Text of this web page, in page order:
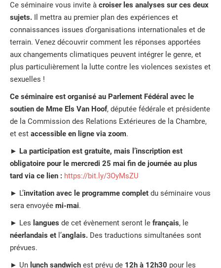
Ce séminaire vous invite à croiser les analyses sur ces deux
sujets. Il mettra au premier plan des expériences et
connaissances issues d’organisations internationales et de
terrain. Venez découvrir comment les réponses apportées
aux changements climatiques peuvent intégrer le genre, et
plus particulièrement la lutte contre les violences sexistes et
sexuelles !
Ce séminaire est organisé au Parlement Fédéral avec le
soutien de Mme Els Van Hoof, députée fédérale et présidente
de la Commission des Relations Extérieures de la Chambre,
et est accessible en ligne via zoom.
► La participation est gratuite, mais l’inscription est
obligatoire pour le mercredi 25 mai fin de journée au plus
tard via ce lien : https://bit.ly/3OyMsZU
► L’invitation avec le programme complet du séminaire vous
sera envoyée mi-mai.
► Les langues de cet évènement seront le français, le
néerlandais et l’anglais. Des traductions simultanées sont
prévues.
► Un lunch sandwich est prévu de 12h à 12h30 pour les